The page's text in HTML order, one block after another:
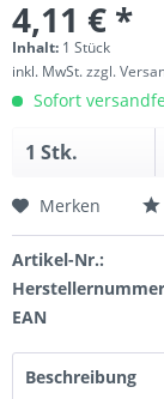
4,11 € *
Inhalt: 1 Stück
inkl. MwSt.zzgl.
Sofort
Merken
Artikel-Nr.:
EAN
Beschreibung